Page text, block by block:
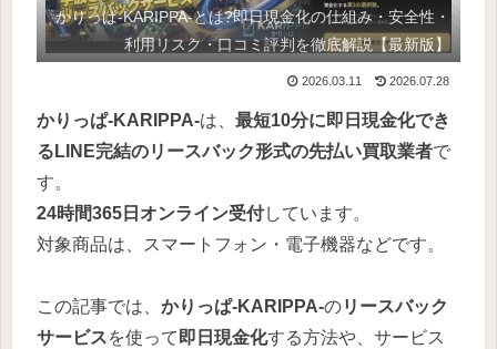
かりっぱ-KARIPPA-とは?即日現金化の仕組み・安全性・
利用リスク・口コミ評判を徹底解説【最新版】
2026.03.11 2026.07.28
かりっぱ-KARIPPA-は、 最短10分に即日現金化でき
るLINE完結のリースバック形式の先払い買取業者で
す。
24時間365日オンライン受付しています。
対象商品は、スマートフォン・電子機器などです。
この記事では、 かりっぱ-KARIPPA-のリースバック
サービスを使って 即日現金化する方法や、サービス